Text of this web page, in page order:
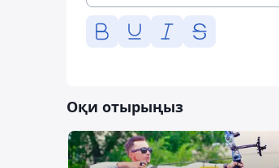
Оқи отырыңыз